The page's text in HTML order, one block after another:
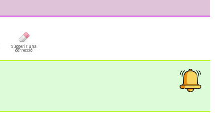
Suggerir una
correcció